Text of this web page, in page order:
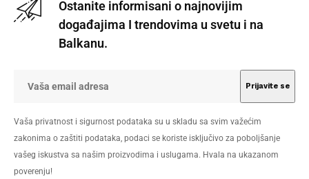
Ostanite informisani o najnovijim
događajima I trendovima u svetu i na
Balkanu.
Vaša privatnost i sigurnost podataka su u skladu sa svim važećim
zakonima o zaštiti podataka, podaci se koriste isključivo za poboljšanje
vašeg iskustva sa našim proizvodima i uslugama. Hvala na ukazanom
poverenju!